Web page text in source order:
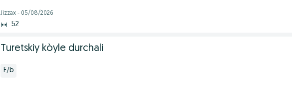
Jizzax - 05/08/2026
52
Turetskiy kòyle durchali
F/b